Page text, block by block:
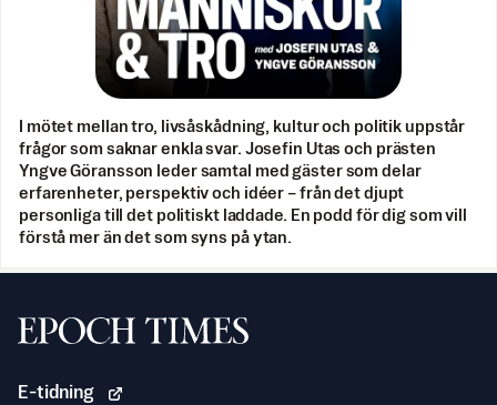
I mötet mellan tro, livsåskådning, kultur och politik uppstår
frågor som saknar enkla svar. Josefin Utas och prästen
Yngve Göransson leder samtal med gäster som delar
erfarenheter, perspektiv och idéer – från det djupt
personliga till det politiskt laddade. En podd för dig som vill
förstå mer än det som syns på ytan.
Svenska Epoch Times
E-tidning